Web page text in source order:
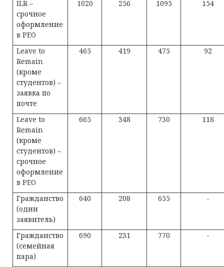
ILR –
срочное
оформление
в PEO
1020 256 1095 154
Leave to
Remain
(кроме
студентов) –
заявка по
почте
465 419 475 92
Leave to
Remain
(кроме
студентов) –
срочное
оформление
в PEO
665 348 730 118
Гражданство
(один
заявитель)
640 208 655 -
Гражданство
(семейная
пара)
690 231 770 -